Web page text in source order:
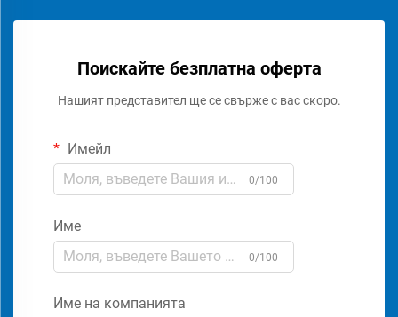
Поискайте безплатна оферта
Нашият представител ще се свърже с вас скоро.
Имейл
0/100
Име
0/100
Име на компанията